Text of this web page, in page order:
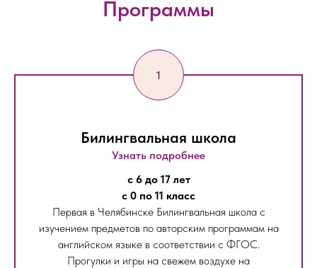
Программы
Билингвальная школа
Узнать подробнее
с 6 до 17 лет
с 0 по 11 класс
Первая в Челябинске Билингвальная школа с
изучением предметов по авторским программам на
английском языке в соответствии с ФГОС.
Прогулки и игры на свежем воздухе на